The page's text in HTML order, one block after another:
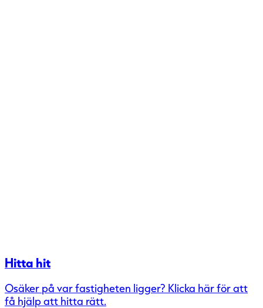
Hitta hit
Osäker på var fastigheten ligger? Klicka här för att
få hjälp att hitta rätt.